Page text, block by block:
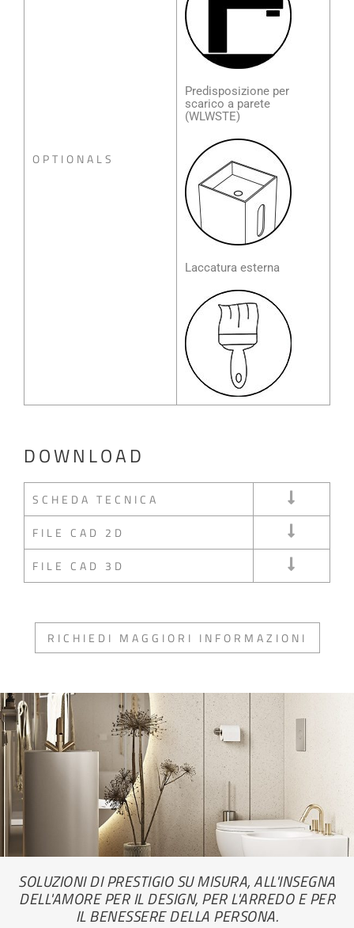
OPTIONALS
Predisposizione per
scarico a parete
(WLWSTE)
Laccatura esterna
DOWNLOAD
SCHEDA TECNICA
FILE CAD 2D
FILE CAD 3D
RICHIEDI MAGGIORI INFORMAZIONI
SOLUZIONI DI PRESTIGIO SU MISURA, ALL'INSEGNA
DELL'AMORE PER IL DESIGN, PER L'ARREDO E PER
IL BENESSERE DELLA PERSONA.